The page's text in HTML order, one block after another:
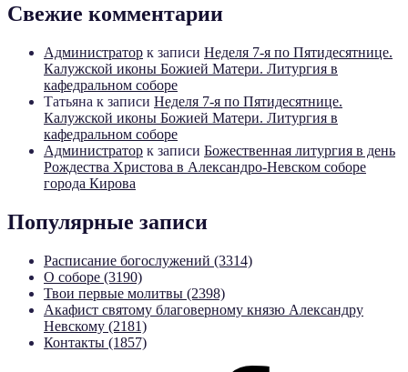
Свежие комментарии
Администратор к записи Неделя 7-я по Пятидесятнице.
Калужской иконы Божией Матери. Литургия в
кафедральном соборе
Татьяна к записи Неделя 7-я по Пятидесятнице.
Калужской иконы Божией Матери. Литургия в
кафедральном соборе
Администратор к записи Божественная литургия в день
Рождества Христова в Александро-Невском соборе
города Кирова
Популярные записи
Расписание богослужений (3314)
О соборе (3190)
Твои первые молитвы (2398)
Акафист святому благоверному князю Александру
Невскому (2181)
Контакты (1857)